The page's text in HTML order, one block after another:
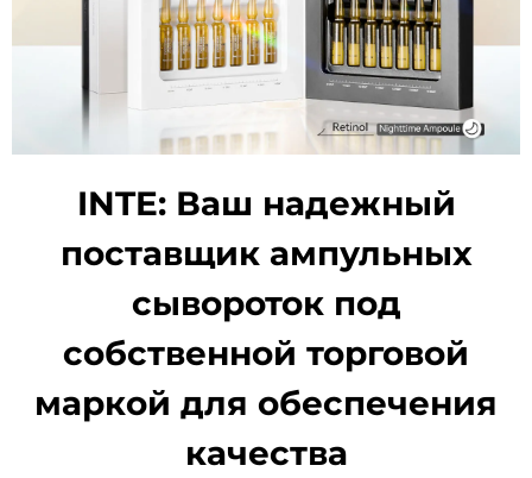
INTE: Ваш надежный
поставщик ампульных
сывороток под
собственной торговой
маркой для обеспечения
качества